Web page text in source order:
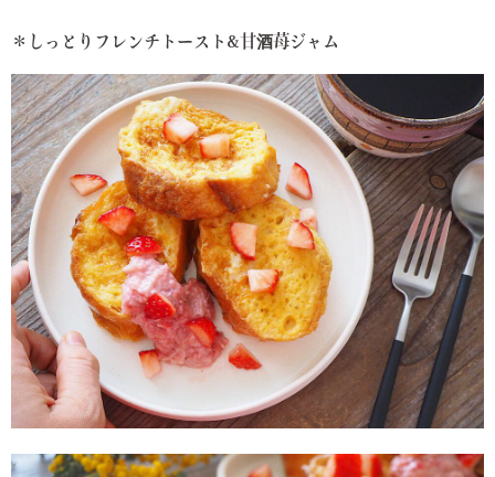
＊しっとりフレンチトースト&甘酒苺ジャム